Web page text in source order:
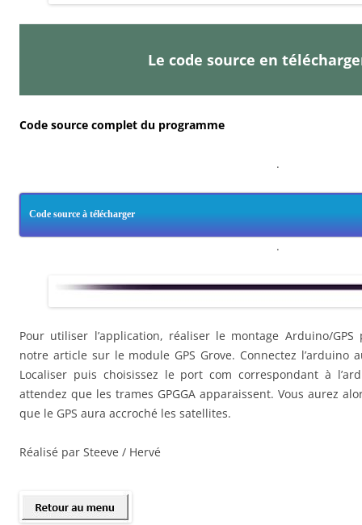
Le code source en
Code source complet du programme
.
Code source à télécharger
.
Pour utiliser l’application, réaliser le montage Arduino/
notre article sur le module GPS Grove. Connectez l’arduino
Localiser puis choisissez le port com correspondant à
attendez que les trames GPGGA apparaissent. Vous aurez
que le GPS aura accroché les satellites.
Réalisé par Steeve / Hervé